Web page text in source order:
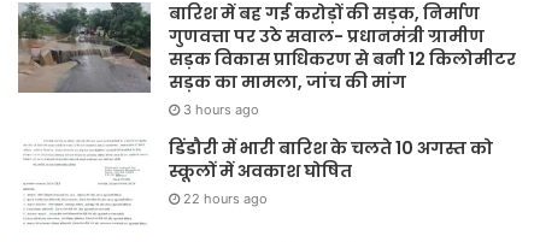
बारिश में बह गई करोड़ों की सड़क, निर्माण
गुणवत्ता पर उठे सवाल- प्रधानमंत्री ग्रामीण
सड़क विकास प्राधिकरण से बनी 12 किलोमीटर
सड़क का मामला, जांच की मांग
3 hours ago
डिंडौरी में भारी बारिश के चलते 10 अगस्त को
स्कूलों में अवकाश घोषित
22 hours ago